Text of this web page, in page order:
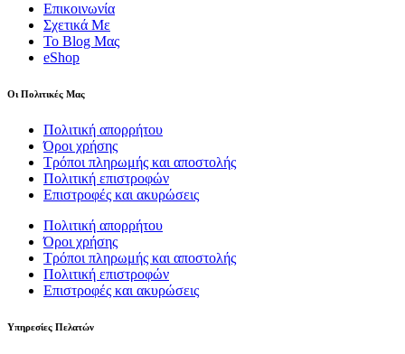
Επικοινωνία
Σχετικά Με
Το Blog Μας
eShop
Οι Πολιτικές Μας
Πολιτική απορρήτου
Όροι χρήσης
Τρόποι πληρωμής και αποστολής
Πολιτική επιστροφών
Επιστροφές και ακυρώσεις
Πολιτική απορρήτου
Όροι χρήσης
Τρόποι πληρωμής και αποστολής
Πολιτική επιστροφών
Επιστροφές και ακυρώσεις
Υπηρεσίες Πελατών